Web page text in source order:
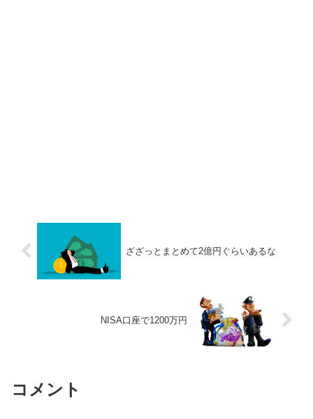
ざざっとまとめて2億円ぐらいあるな
NISA口座で1200万円
コメント